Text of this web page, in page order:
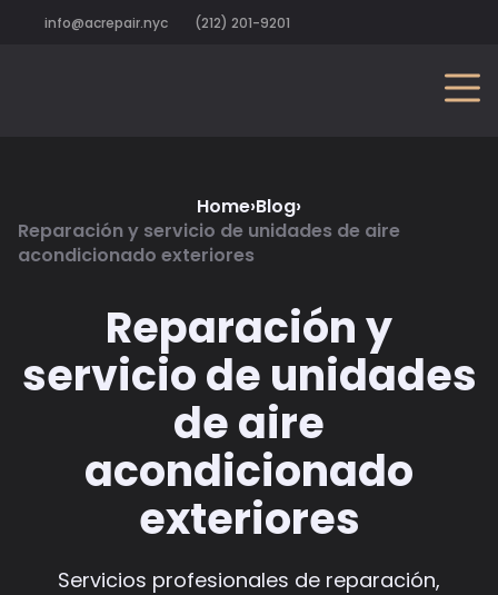
info@acrepair.nyc (212) 201-9201
Home›Blog›
Reparación y servicio de unidades de aire
acondicionado exteriores
Reparación y
servicio de unidades
de aire
acondicionado
exteriores
Servicios profesionales de reparación,